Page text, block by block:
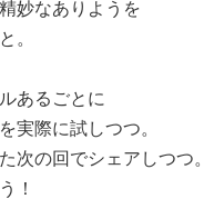
妙なありようを
。
あるごとに
実際に試しつつ。
次の回でシェアしつつ。
！